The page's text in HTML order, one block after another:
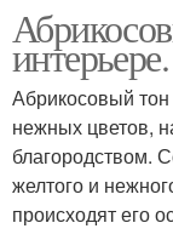
Абрикосовый тон
нежных цветов,
благородством.
желтого и
происходят его